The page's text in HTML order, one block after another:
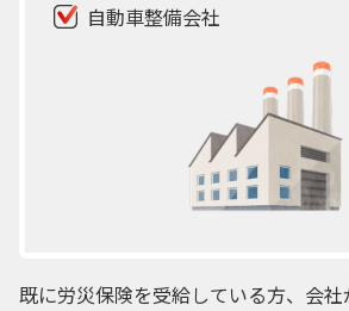
自動車整備会社
既に労災保険を受給している方、会